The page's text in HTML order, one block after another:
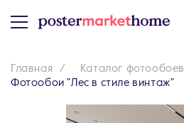
Главная
Каталог фотообоев
Фотообои "Лес в стиле винтаж"